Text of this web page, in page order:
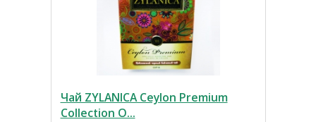
Чай ZYLANICA Ceylon Premium
Collection О...